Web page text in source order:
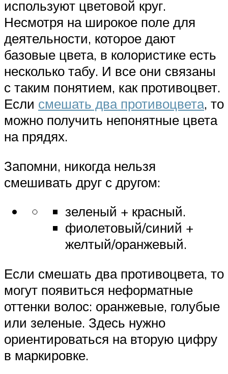
используют цветовой круг.
Несмотря на широкое поле для
деятельности, которое дают
базовые цвета, в колористике есть
несколько табу. И все они связаны
с таким понятием, как противоцвет.
Если смешать два противоцвета, то
можно получить непонятные цвета
на прядях.
Запомни, никогда нельзя
смешивать друг с другом:
зеленый + красный.
фиолетовый/синий +
желтый/оранжевый.
Если смешать два противоцвета, то
могут появиться неформатные
оттенки волос: оранжевые, голубые
или зеленые. Здесь нужно
ориентироваться на вторую цифру
в маркировке.